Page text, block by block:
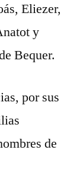
Eliezer,
y
Bequer.
por sus
de